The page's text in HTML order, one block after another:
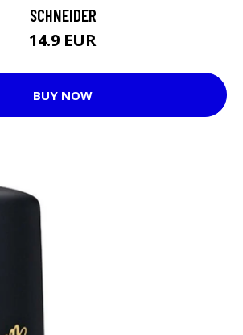
SCHNEIDER
14.9 EUR
BUY NOW